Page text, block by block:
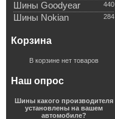
440
Шины Goodyear
284
Шины Nokian
Корзина
В корзине нет товаров
Наш опрос
Шины какого производителя
установлены на вашем
автомобиле?